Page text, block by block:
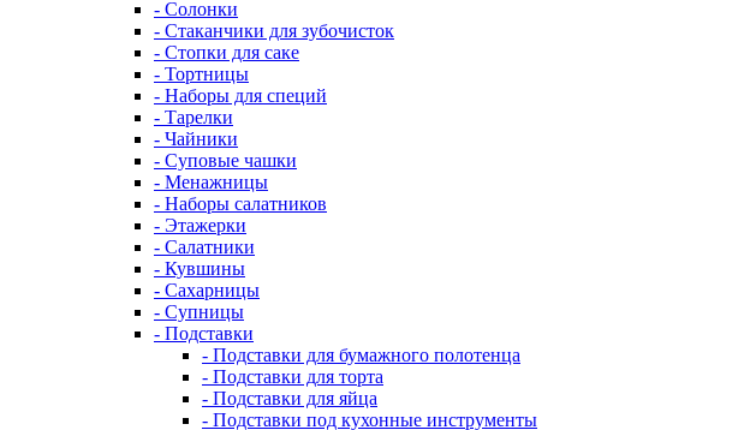
- Солонки
- Стаканчики для зубочисток
- Стопки для саке
- Тортницы
- Наборы для специй
- Тарелки
- Чайники
- Суповые чашки
- Менажницы
- Наборы салатников
- Этажерки
- Салатники
- Кувшины
- Сахарницы
- Супницы
- Подставки
- Подставки для бумажного полотенца
- Подставки для торта
- Подставки для яйца
- Подставки под кухонные инструменты